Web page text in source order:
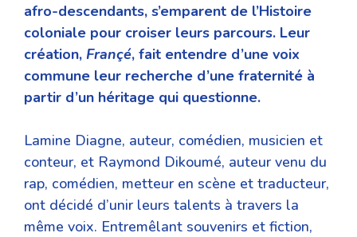
afro-descendants, s’emparent de l’Histoire
coloniale pour croiser leurs parcours. Leur
création, Françé, fait entendre d’une voix
commune leur recherche d’une fraternité à
partir d’un héritage qui questionne.
Lamine Diagne, auteur, comédien, musicien et
conteur, et Raymond Dikoumé, auteur venu du
rap, comédien, metteur en scène et traducteur,
ont décidé d’unir leurs talents à travers la
même voix. Entremêlant souvenirs et fiction,